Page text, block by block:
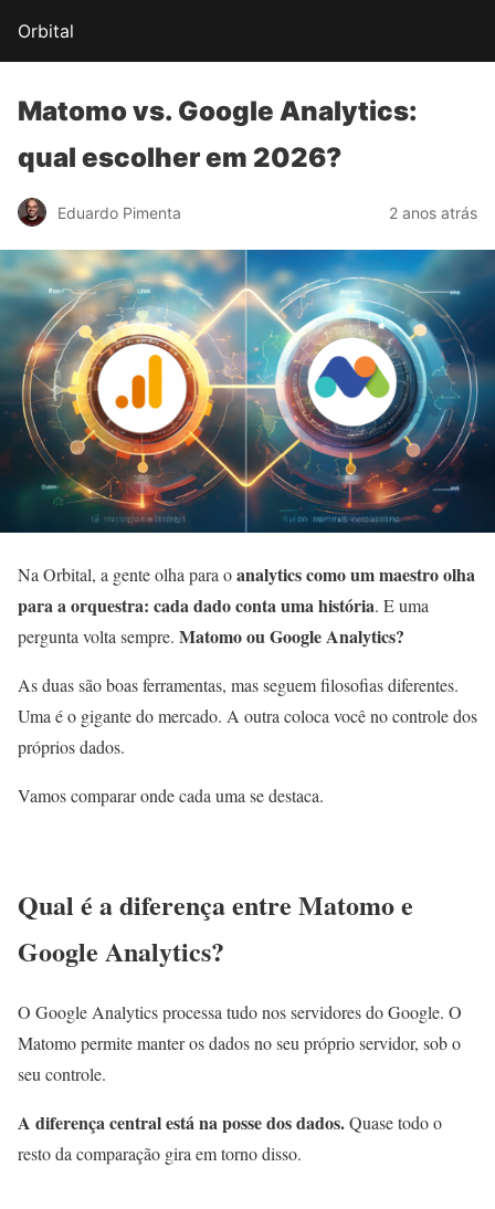
Orbital
Matomo vs. Google Analytics:
qual escolher em 2026?
Eduardo Pimenta 2 anos atrás
Na Orbital, a gente olha para oanalytics como um maestro olha
para a orquestra: cada dado conta uma história. E uma
pergunta volta sempre. Matomo ou Google Analytics?
As duas são boas ferramentas, mas seguem filosofias diferentes.
Uma é o gigante do mercado. A outra coloca você no controle dos
próprios dados.
Vamos comparar onde cada uma se destaca.
Qual é a diferença entre Matomo e
Google Analytics?
O Google Analytics processa tudo nos servidores do Google. O
Matomo permite manter os dados no seu próprio servidor, sob o
seu controle.
A diferença central está na posse dos dados.Quase todo o
resto da comparação gira em torno disso.